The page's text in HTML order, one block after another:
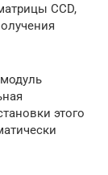
CCD,
этого